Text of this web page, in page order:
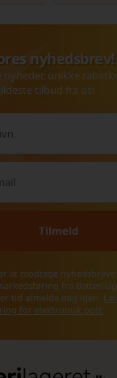
nyhedsbrev!
unikke
tilbud fra os!
at modtage
fra
tid afmelde mig igen.
for elektronisk post